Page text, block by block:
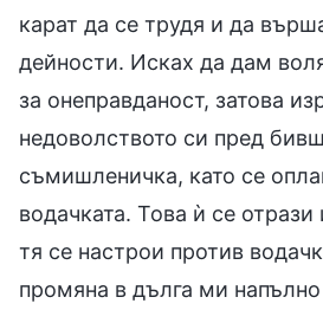
карат да се трудя и да
дейности. Исках да дам
за онеправданост, затова
недоволството си пред
съмишленичка, като се
водачката. Това ѝ се
тя се настрои против
промяна в дълга ми